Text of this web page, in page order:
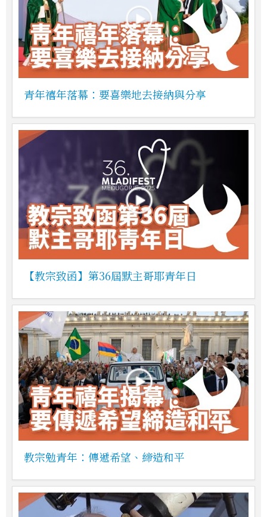
青年禧年落幕：要喜樂地去接納與分享
【教宗致函】第36屆默主哥耶青年日
教宗勉青年：傳遞希望、締造和平